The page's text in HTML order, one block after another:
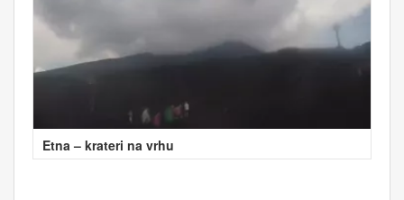
Etna – krateri na vrhu